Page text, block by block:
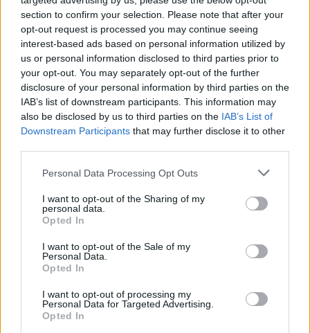
section to confirm your selection. Please note that after your
opt-out request is processed you may continue seeing
interest-based ads based on personal information utilized by
us or personal information disclosed to third parties prior to
your opt-out. You may separately opt-out of the further
disclosure of your personal information by third parties on the
IAB’s list of downstream participants. This information may
also be disclosed by us to third parties on the IAB’s List of
Downstream Participants that may further disclose it to other
Personal Data Processing Opt Outs
I want to opt-out of the Sharing of my
personal data.
Opted In
I want to opt-out of the Sale of my
Personal Data.
Opted In
I want to opt-out of processing my
Personal Data for Targeted Advertising.
Opted In
Születésnapi programokkal várja a
hétvégén a közönséget a 160 éves
Fővárosi Állatkert
ÉLŐ BOLYGÓNK